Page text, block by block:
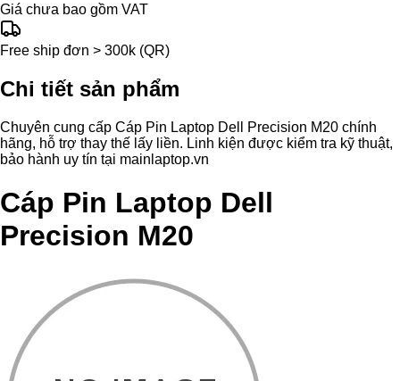
Giá chưa bao gồm VAT
Free ship đơn > 300k (QR)
Chi tiết sản phẩm
Chuyên cung cấp Cáp Pin Laptop Dell Precision M20 chính
hãng, hỗ trợ thay thế lấy liền. Linh kiện được kiểm tra kỹ thuật,
bảo hành uy tín tại mainlaptop.vn
Cáp Pin Laptop Dell
Precision M20